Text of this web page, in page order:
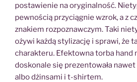
postawienie na oryginalność.
pewnością przyciągnie wzrok, a z
znakiem rozpoznawczym. Taki
ożywi każdą stylizację i sprawi, że
charakteru. Efektowna torba hand
doskonale się prezentowała
albo dżinsami i t-shirtem.